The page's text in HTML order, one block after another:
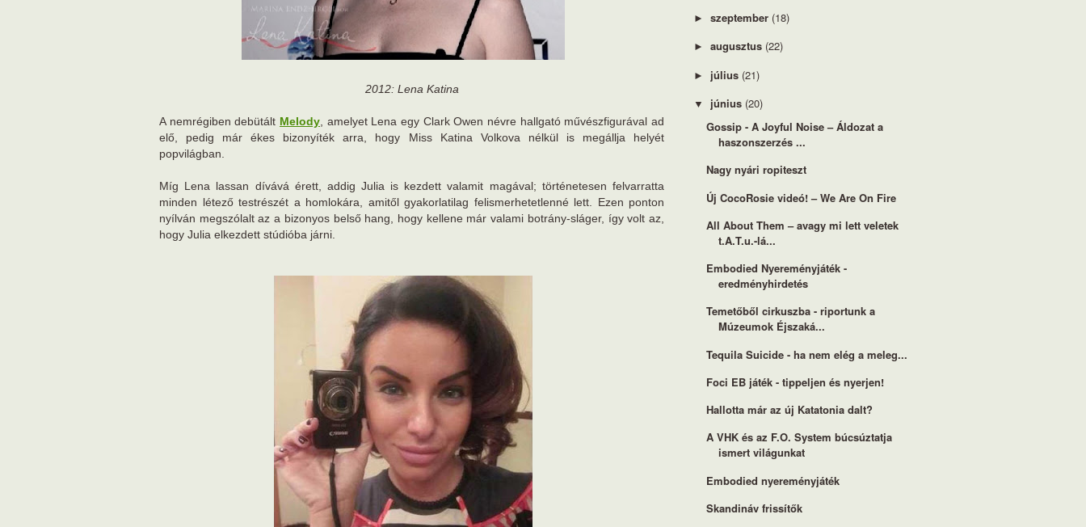
2012: Lena Katina
A nemrégiben debütált Melody , amelyet Lena egy Clark Owen névre hallgató művészfigurával ad
elő, pedig már ékes bizonyíték arra, hogy Miss Katina Volkova nélkül is megállja helyét
popvilágban.
Míg Lena lassan dívává érett, addig Julia is kezdett valamit magával; történetesen felvarratta
minden létező testrészét a homlokára, amitől gyakorlatilag felismerhetetlenné lett. Ezen ponton
nyílván megszólalt az a bizonyos belső hang, hogy kellene már valami botrány-sláger, így volt az,
hogy Julia elkezdett stúdióba járni.
► szeptember (18)
► augusztus (22)
► július (21)
▼ június (20)
Gossip - A Joyful Noise – Áldozat a
haszonszerzés ...
Nagy nyári ropiteszt
Új CocoRosie videó! – We Are On Fire
All About Them – avagy mi lett veletek
t.A.T.u.-lá...
Embodied Nyereményjáték -
eredményhirdetés
Temetőből cirkuszba - riportunk a
Múzeumok Éjszaká...
Tequila Suicide - ha nem elég a meleg...
Foci EB játék - tippeljen és nyerjen!
Hallotta már az új Katatonia dalt?
A VHK és az F.O. System búcsúztatja
ismert világunkat
Embodied nyereményjáték
Skandináv frissítők